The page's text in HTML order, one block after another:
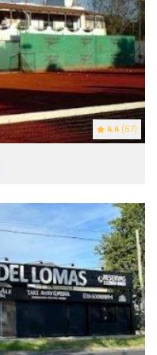
4.4 (67)